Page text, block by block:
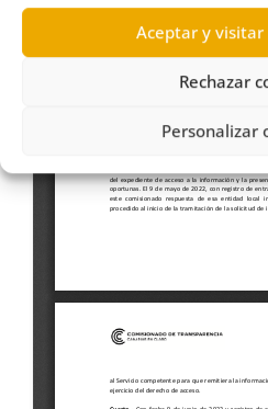
Aceptar y
Rechazar
Personalizar